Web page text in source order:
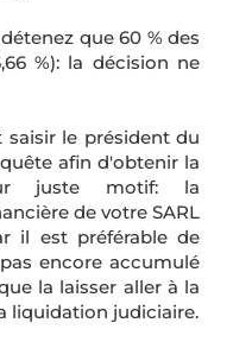
que 60 % des
%): la décision ne
saisir le président du
afin d'obtenir la
juste motif: la
de votre SARL
il est préférable de
encore accumulé
la laisser aller à la
liquidation judiciaire.